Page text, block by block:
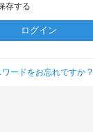
存する
ワードをお忘れですか ?